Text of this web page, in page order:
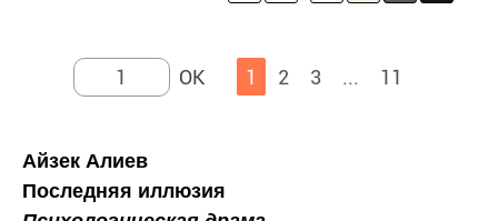
1 2 3 ... 11
Айзек Алиев
Последняя иллюзия